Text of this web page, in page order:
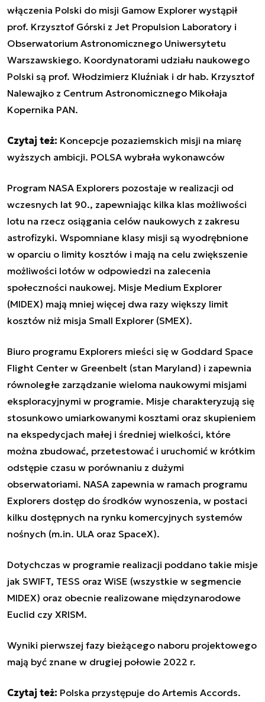
włączenia Polski do misji Gamow Explorer wystąpił
prof. Krzysztof Górski z Jet Propulsion Laboratory i
Obserwatorium Astronomicznego Uniwersytetu
Warszawskiego. Koordynatorami udziału naukowego
Polski są prof. Włodzimierz Kluźniak i dr hab. Krzysztof
Nalewajko z Centrum Astronomicznego Mikołaja
Kopernika PAN.
Czytaj też: Koncepcje pozaziemskich misji na miarę
wyższych ambicji. POLSA wybrała wykonawców
Program NASA Explorers pozostaje w realizacji od
wczesnych lat 90., zapewniając kilka klas możliwości
lotu na rzecz osiągania celów naukowych z zakresu
astrofizyki. Wspomniane klasy misji są wyodrębnione
w oparciu o limity kosztów i mają na celu zwiększenie
możliwości lotów w odpowiedzi na zalecenia
społeczności naukowej. Misje Medium Explorer
(MIDEX) mają mniej więcej dwa razy większy limit
kosztów niż misja Small Explorer (SMEX).
Biuro programu Explorers mieści się w Goddard Space
Flight Center w Greenbelt (stan Maryland) i zapewnia
równoległe zarządzanie wieloma naukowymi misjami
eksploracyjnymi w programie. Misje charakteryzują się
stosunkowo umiarkowanymi kosztami oraz skupieniem
na ekspedycjach małej i średniej wielkości, które
można zbudować, przetestować i uruchomić w krótkim
odstępie czasu w porównaniu z dużymi
obserwatoriami. NASA zapewnia w ramach programu
Explorers dostęp do środków wynoszenia, w postaci
kilku dostępnych na rynku komercyjnych systemów
nośnych (m.in. ULA oraz SpaceX).
Dotychczas w programie realizacji poddano takie misje
jak SWIFT, TESS oraz WiSE (wszystkie w segmencie
MIDEX) oraz obecnie realizowane międzynarodowe
Euclid czy XRISM.
Wyniki pierwszej fazy bieżącego naboru projektowego
mają być znane w drugiej połowie 2022 r.
Czytaj też: Polska przystępuje do Artemis Accords.